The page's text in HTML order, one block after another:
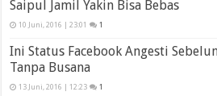
Saipul Jamil Yakin Bisa Bebas
10 Juni, 2016 | 23:01 1
Ini Status Facebook Angesti
Tanpa Busana
13 Juni, 2016 | 12:23 1